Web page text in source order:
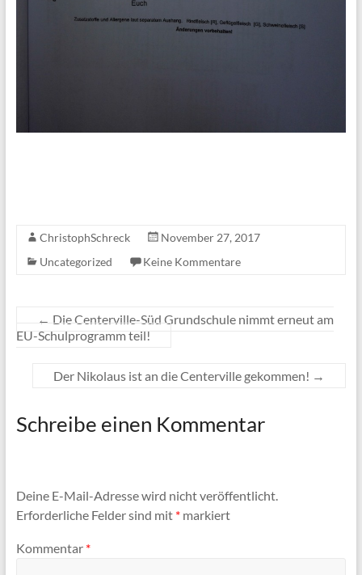
ChristophSchreck
November 27, 2017
Uncategorized
Keine Kommentare
← Die Centerville-Süd Grundschule nimmt erneut am
EU-Schulprogramm teil!
Der Nikolaus ist an die Centerville gekommen! →
Schreibe einen Kommentar
Deine E-Mail-Adresse wird nicht veröffentlicht.
Erforderliche Felder sind mit *markiert
Kommentar *